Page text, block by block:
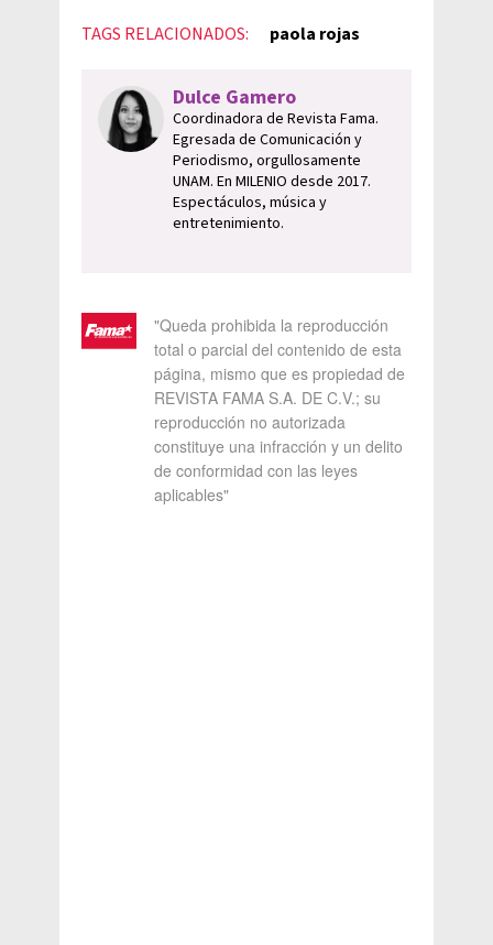
TAGS RELACIONADOS: paola rojas
Dulce Gamero
Coordinadora de Revista Fama.
Egresada de Comunicación y
Periodismo, orgullosamente
UNAM. En MILENIO desde 2017.
Espectáculos, música y
entretenimiento.
"Queda prohibida la reproducción
total o parcial del contenido de esta
página, mismo que es propiedad de
REVISTA FAMA S.A. DE C.V.; su
reproducción no autorizada
constituye una infracción y un delito
de conformidad con las leyes
aplicables"